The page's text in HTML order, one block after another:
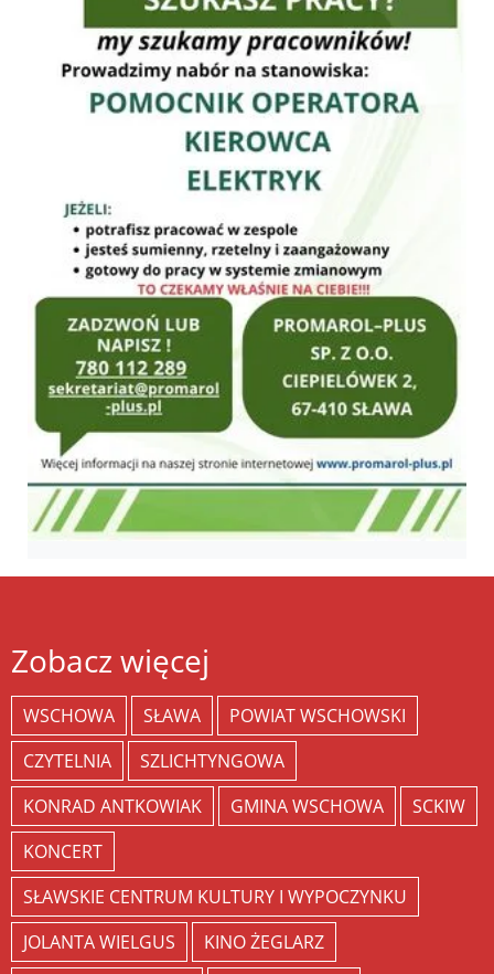
Zobacz więcej
WSCHOWA SŁAWA
POWIAT WSCHOWSKI
CZYTELNIA
SZLICHTYNGOWA
KONRAD ANTKOWIAK
GMINA WSCHOWA
SCKIW
KONCERT
SŁAWSKIE CENTRUM KULTURY I WYPOCZYNKU
JOLANTA WIELGUS
KINO ŻEGLARZ